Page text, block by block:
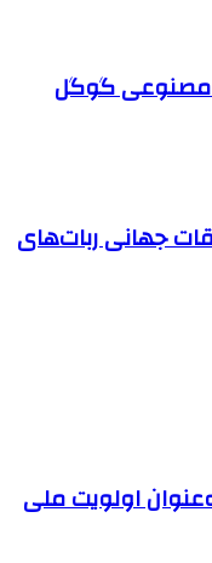
گوگل
جهانی ربات‌های
اولویت ملی